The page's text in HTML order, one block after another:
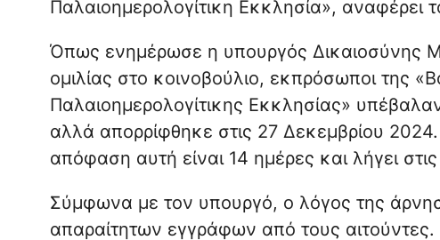
Παλαιοημερολογίτικη Εκκλησία», αναφέρει
Όπως ενημέρωσε η υπουργός Δικαιοσύνης
ομιλίας στο κοινοβούλιο, εκπρόσωποι της
Παλαιοημερολογίτικης Εκκλησίας»
αλλά απορρίφθηκε στις 27 Δεκεμβρίου
απόφαση αυτή είναι 14 ημέρες και λήγει
Σύμφωνα με τον υπουργό, ο λόγος της
απαραίτητων εγγράφων από τους